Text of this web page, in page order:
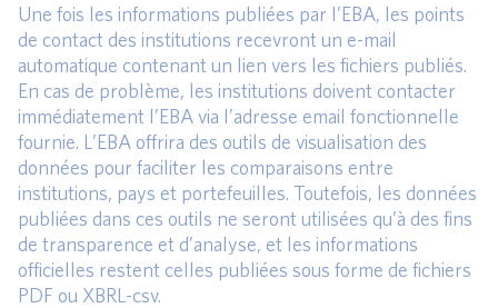
Une fois les informations publiées par l’EBA, les points
de contact des institutions recevront un e-mail
automatique contenant un lien vers les fichiers publiés.
En cas de problème, les institutions doivent contacter
immédiatement l’EBA via l’adresse email fonctionnelle
fournie. L’EBA offrira des outils de visualisation des
données pour faciliter les comparaisons entre
institutions, pays et portefeuilles. Toutefois, les données
publiées dans ces outils ne seront utilisées qu’à des fins
de transparence et d’analyse, et les informations
officielles restent celles publiées sous forme de fichiers
PDF ou XBRL-csv.